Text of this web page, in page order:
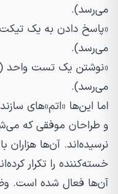
می‌رسد).
«پاسخ دادن به یک
می‌رسد).
می‌رسد).
اما این‌ها «اتم»های
و طراحان موفقی که
خسته‌کننده را تکرار
آن‌ها فعال شده است.